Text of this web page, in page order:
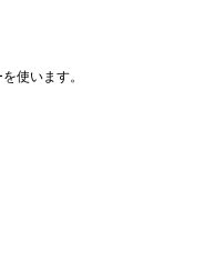
使います。